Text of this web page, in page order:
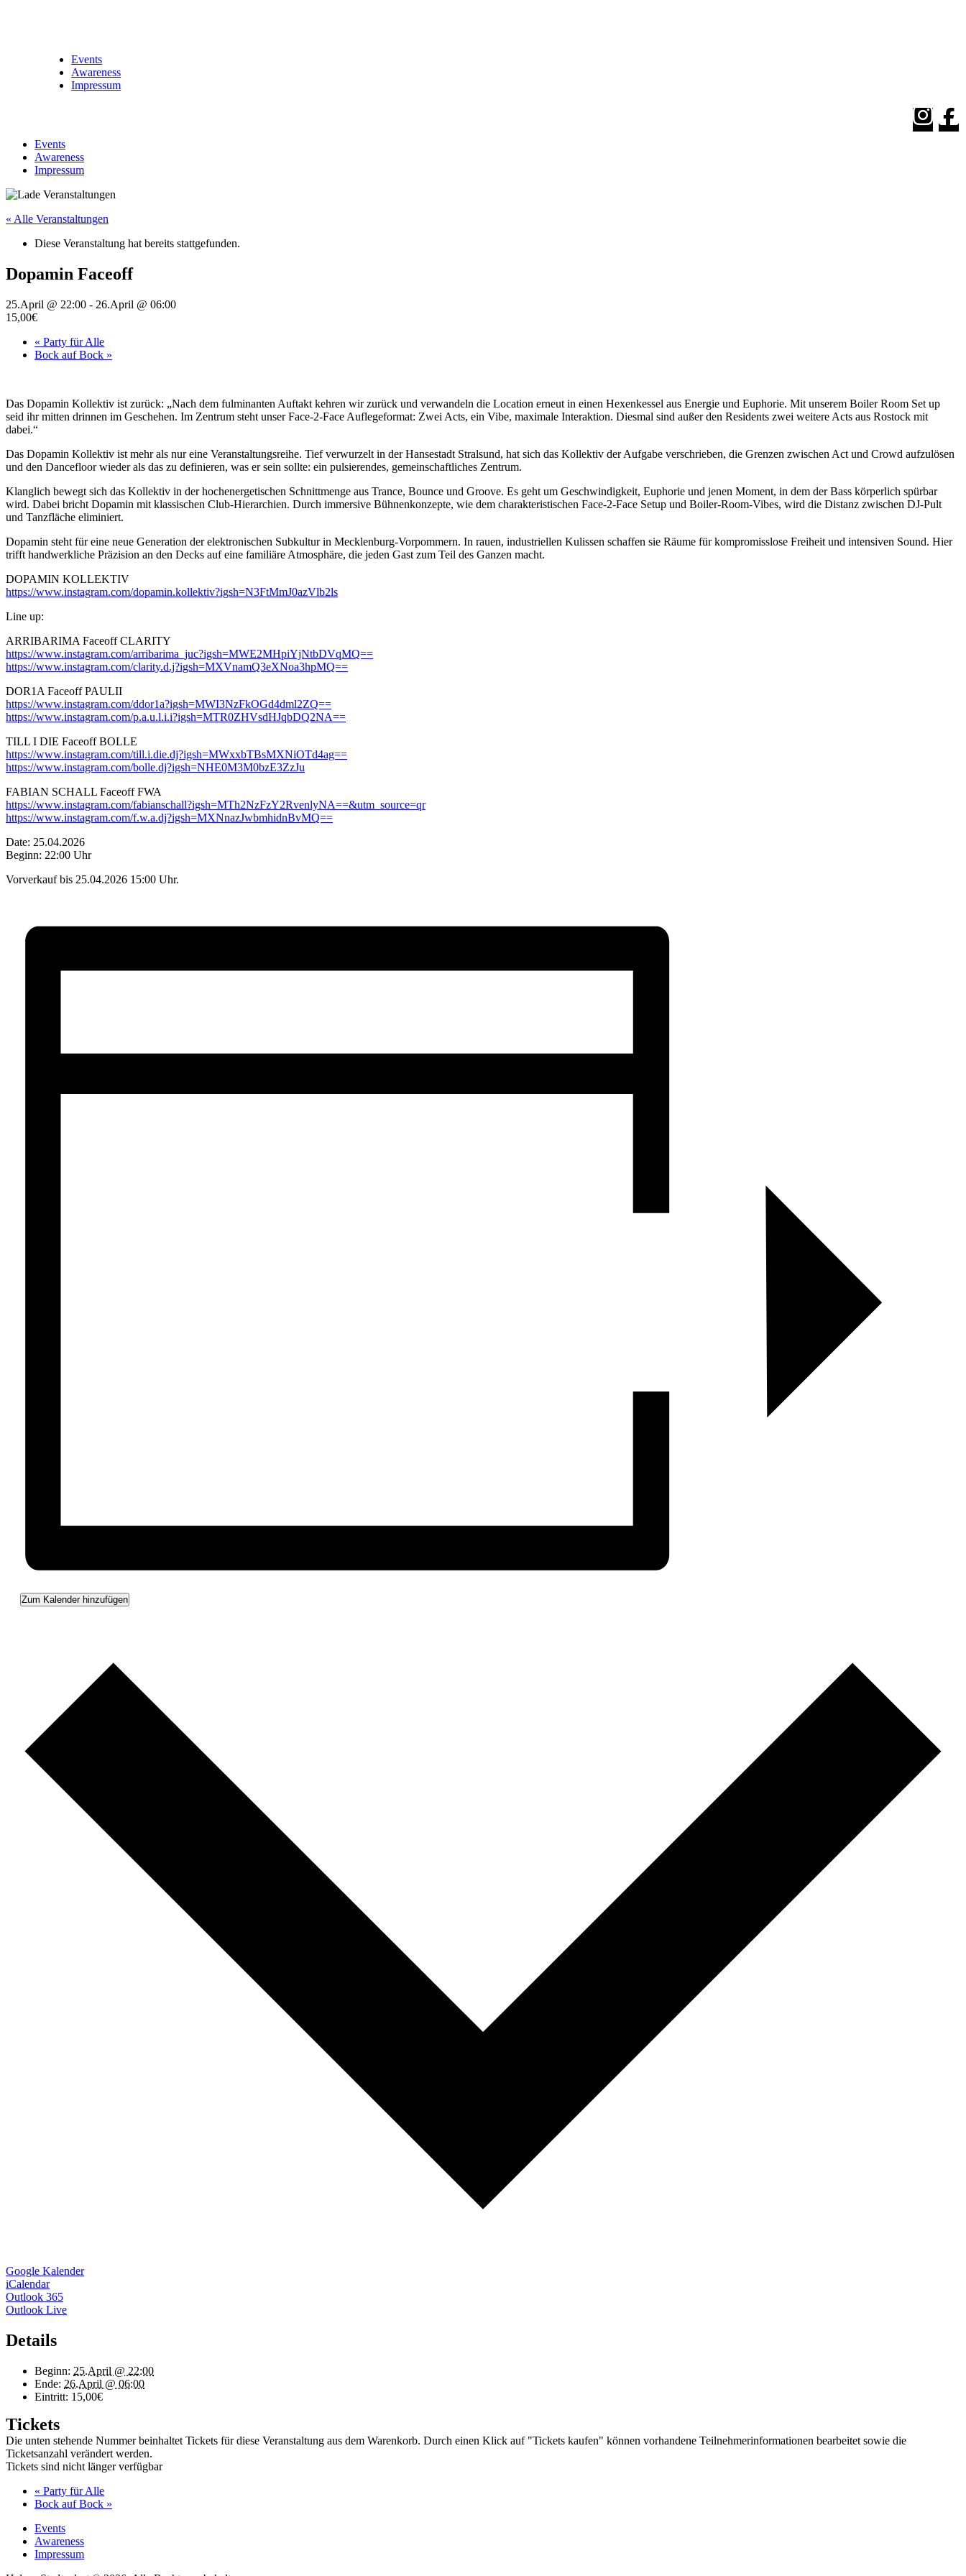
Events
Awareness
Impressum
Events
Awareness
Impressum
« Alle Veranstaltungen
Diese Veranstaltung hat bereits stattgefunden.
Dopamin Faceoff
25.April @ 22:00 - 26.April @ 06:00
15,00€
« Party für Alle
Bock auf Bock »
Das Dopamin Kollektiv ist zurück: „Nach dem fulminanten Auftakt kehren wir zurück und verwandeln die Location erneut in einen Hexenkessel aus Energie und Euphorie. Mit unserem Boiler Room Set up
seid ihr mitten drinnen im Geschehen. Im Zentrum steht unser Face-2-Face Auflegeformat: Zwei Acts, ein Vibe, maximale Interaktion. Diesmal sind außer den Residents zwei weitere Acts aus Rostock mit
dabei.“
Das Dopamin Kollektiv ist mehr als nur eine Veranstaltungsreihe. Tief verwurzelt in der Hansestadt Stralsund, hat sich das Kollektiv der Aufgabe verschrieben, die Grenzen zwischen Act und Crowd aufzulösen
und den Dancefloor wieder als das zu definieren, was er sein sollte: ein pulsierendes, gemeinschaftliches Zentrum.
Klanglich bewegt sich das Kollektiv in der hochenergetischen Schnittmenge aus Trance, Bounce und Groove. Es geht um Geschwindigkeit, Euphorie und jenen Moment, in dem der Bass körperlich spürbar
wird. Dabei bricht Dopamin mit klassischen Club-Hierarchien. Durch immersive Bühnenkonzepte, wie dem charakteristischen Face-2-Face Setup und Boiler-Room-Vibes, wird die Distanz zwischen DJ-Pult
und Tanzfläche eliminiert.
Dopamin steht für eine neue Generation der elektronischen Subkultur in Mecklenburg-Vorpommern. In rauen, industriellen Kulissen schaffen sie Räume für kompromisslose Freiheit und intensiven Sound. Hier
trifft handwerkliche Präzision an den Decks auf eine familiäre Atmosphäre, die jeden Gast zum Teil des Ganzen macht.
DOPAMIN KOLLEKTIV
https://www.instagram.com/dopamin.kollektiv?igsh=N3FtMmJ0azVlb2ls
Line up:
ARRIBARIMA Faceoff CLARITY
https://www.instagram.com/arribarima_juc?igsh=MWE2MHpiYjNtbDVqMQ==
https://www.instagram.com/clarity.d.j?igsh=MXVnamQ3eXNoa3hpMQ==
DOR1A Faceoff PAULII
https://www.instagram.com/ddor1a?igsh=MWI3NzFkOGd4dml2ZQ==
https://www.instagram.com/p.a.u.l.i.i?igsh=MTR0ZHVsdHJqbDQ2NA==
TILL I DIE Faceoff BOLLE
https://www.instagram.com/till.i.die.dj?igsh=MWxxbTBsMXNiOTd4ag==
https://www.instagram.com/bolle.dj?igsh=NHE0M3M0bzE3ZzJu
FABIAN SCHALL Faceoff FWA
https://www.instagram.com/fabianschall?igsh=MTh2NzFzY2RvenlyNA==&utm_source=qr
https://www.instagram.com/f.w.a.dj?igsh=MXNnazJwbmhidnBvMQ==
Date: 25.04.2026
Beginn: 22:00 Uhr
Vorverkauf bis 25.04.2026 15:00 Uhr.
Zum Kalender hinzufügen
Google Kalender
iCalendar
Outlook 365
Outlook Live
Details
Beginn: 25.April @ 22:00
Ende: 26.April @ 06:00
Eintritt: 15,00€
Tickets
Die unten stehende Nummer beinhaltet Tickets für diese Veranstaltung aus dem Warenkorb. Durch einen Klick auf "Tickets kaufen" können vorhandene Teilnehmerinformationen bearbeitet sowie die
Ticketsanzahl verändert werden.
Tickets sind nicht länger verfügbar
« Party für Alle
Bock auf Bock »
Events
Awareness
Impressum